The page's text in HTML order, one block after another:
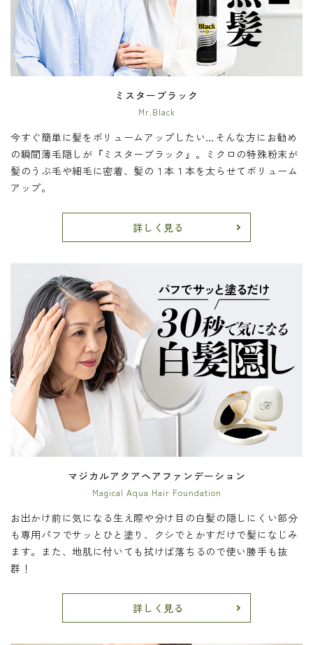
ミスターブラック
Mr.Black
今すぐ簡単に髪をボリュームアップしたい…そんな方にお勧め
の瞬間薄毛隠しが『ミスターブラック』。ミクロの特殊粉末が
髪のうぶ毛や細毛に密着、髪の１本１本を太らせてボリューム
アップ。
詳しく見る
マジカルアクアヘアファンデーション
Magical Aqua Hair Foundation
お出かけ前に気になる生え際や分け目の白髪の隠しにくい部分
も専用パフでサッとひと塗り、クシでとかすだけで髪になじみ
ます。また、地肌に付いても拭けば落ちるので使い勝手も抜
群！
詳しく見る